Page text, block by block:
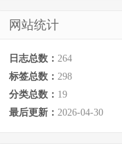
网站统计
日志总数： 264
标签总数： 298
分类总数： 19
最后更新： 2026-04-30